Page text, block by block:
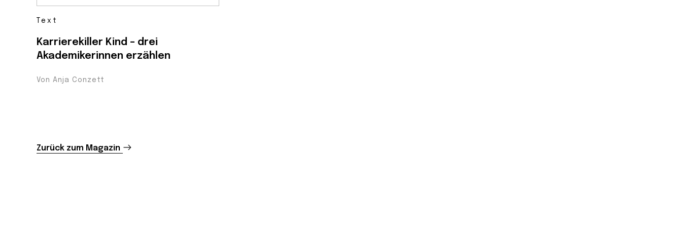
Text
Karrierekiller Kind – drei
Akademikerinnen erzählen
Von Anja Conzett
Zurück zum Magazin